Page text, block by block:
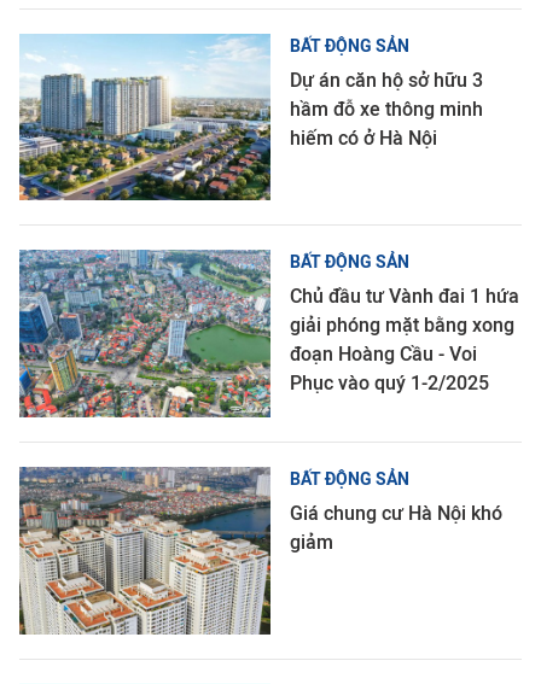
BẤT ĐỘNG SẢN
Dự án căn hộ sở hữu 3
hầm đỗ xe thông minh
hiếm có ở Hà Nội
BẤT ĐỘNG SẢN
Chủ đầu tư Vành đai 1 hứa
giải phóng mặt bằng xong
đoạn Hoàng Cầu - Voi
Phục vào quý 1-2/2025
BẤT ĐỘNG SẢN
Giá chung cư Hà Nội khó
giảm